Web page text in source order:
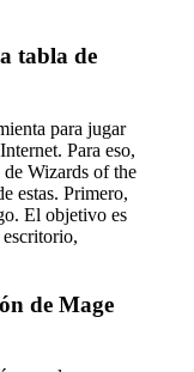
tabla de
para jugar
Para eso,
de Wizards of the
estas. Primero,
El objetivo es
escritorio,
de Mage